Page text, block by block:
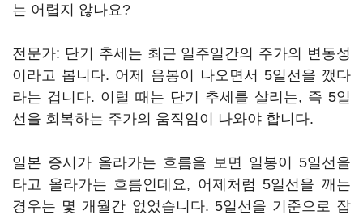
는 어렵지 않나요?
전문가: 단기 추세는 최근 일주일간의 주가의 변동성
이라고 봅니다. 어제 음봉이 나오면서 5일선을 깼다
라는 겁니다. 이럴 때는 단기 추세를 살리는, 즉 5일
선을 회복하는 주가의 움직임이 나와야 합니다.
일본 증시가 올라가는 흐름을 보면 일봉이 5일선을
타고 올라가는 흐름인데요, 어제처럼 5일선을 깨는
경우는 몇 개월간 없었습니다. 5일선을 기준으로 잡